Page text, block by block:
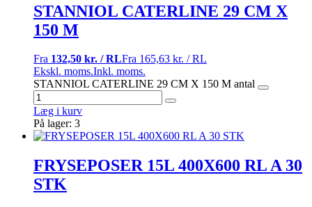
STANNIOL CATERLINE 29 CM X
150 M
Fra 132,50 kr. / RLFra 165,63 kr. / RL
Ekskl. moms.Inkl. moms.
STANNIOL CATERLINE 29 CM X 150 M antal
Læg i kurv
På lager: 3
FRYSEPOSER 15L 400X600 RL A 30
STK